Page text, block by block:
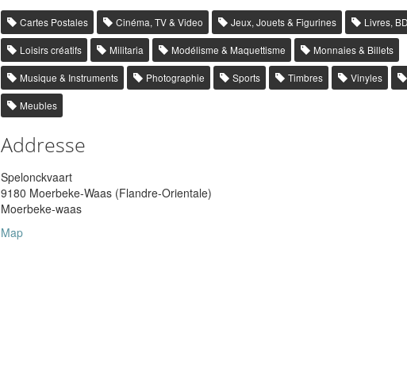
Cartes Postales Cinéma, TV & Video Jeux, Jouets & Figurines Livres,
Loisirs créatifs Militaria Modélisme & Maquettisme Monnaies & Billets
Musique & Instruments Photographie Sports Timbres Vinyles
Meubles
Addresse
Spelonckvaart
9180 Moerbeke-Waas (Flandre-Orientale)
Moerbeke-waas
Map